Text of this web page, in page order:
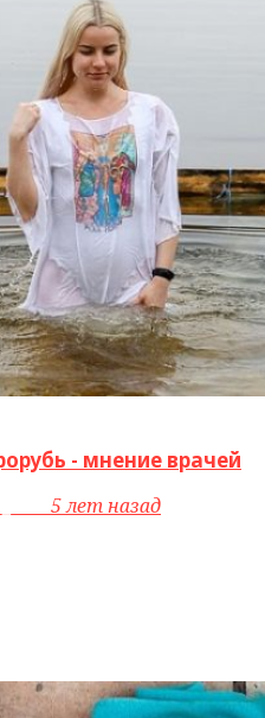
- мнение врачей
5 лет назад